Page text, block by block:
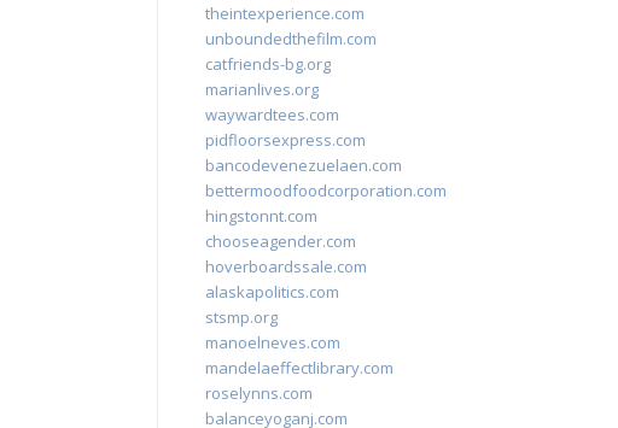
theintexperience.com
unboundedthefilm.com
catfriends-bg.org
marianlives.org
waywardtees.com
pidfloorsexpress.com
bancodevenezuelaen.com
bettermoodfoodcorporation.com
hingstonnt.com
chooseagender.com
hoverboardssale.com
alaskapolitics.com
stsmp.org
manoelneves.com
mandelaeffectlibrary.com
roselynns.com
balanceyoganj.com